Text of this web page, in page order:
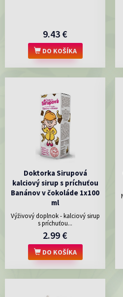
9.43 €
DO KOŠÍKA
Doktorka Sirupová
kalciový sirup s príchuťou
Banánov v čokoláde 1x100
ml
Výživový doplnok - kalciový sirup
s príchuťou...
2.99 €
DO KOŠÍKA